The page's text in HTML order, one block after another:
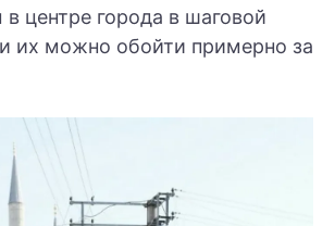
центре города в шаговой
их можно обойти примерно за